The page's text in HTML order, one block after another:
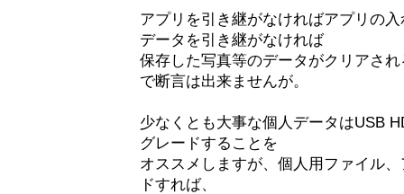
アプリを引き継がなければアプリの
データを引き継がなければ
保存した写真等のデータがクリアさ
で断言は出来ませんが。
少なくとも大事な個人データはUSB
グレードすることを
オススメしますが、個人用ファイル
ドすれば、